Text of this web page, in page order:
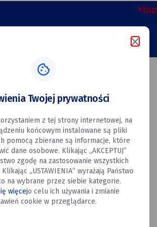
strony
MENU
13 ust. 1 i ust. 2 Rozporządzenia
i Rady (UE) 2016/679 z 27
sprawie ochrony osób fizycznych
danych osobowych i w
przepływu takich danych oraz
Twojej prywatności
z tej strony internetowej, na
końcowym instalowane są pliki
pomocą zbierane są informacje, które
dane osobowe. Klikając „AKCEPTUJ”
zgodę na zastosowanie wszystkich
„USTAWIENIA” wyrażają Państwo
na wybrane przez siebie kategorie.
więcejo celu ich używania i zmianie
cookie w przeglądarce.